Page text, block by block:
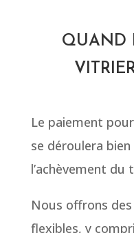
QUAND
Le paiement
se déroulera
l’achèvement du
Nous offrons
flexibles, y